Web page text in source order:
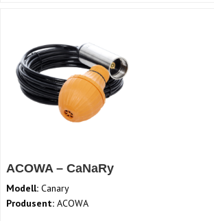
ACOWA – CaNaRy
Modell: Canary
Produsent: ACOWA